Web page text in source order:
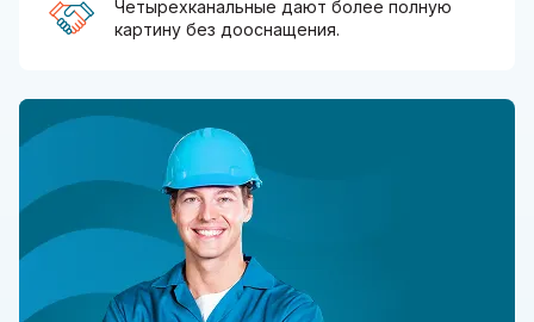
Четырехканальные дают более полную
картину без дооснащения.